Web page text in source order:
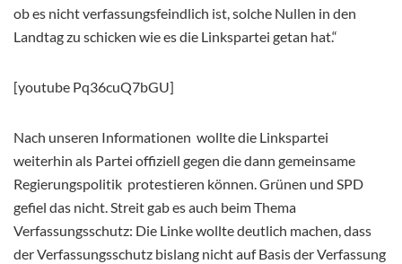
ob es nicht verfassungsfeindlich ist, solche Nullen in den
Landtag zu schicken wie es die Linkspartei getan hat.“
[youtube Pq36cuQ7bGU]
Nach unseren Informationen wollte die Linkspartei
weiterhin als Partei offiziell gegen die dann gemeinsame
Regierungspolitik protestieren können. Grünen und SPD
gefiel das nicht. Streit gab es auch beim Thema
Verfassungsschutz: Die Linke wollte deutlich machen, dass
der Verfassungsschutz bislang nicht auf Basis der Verfassung